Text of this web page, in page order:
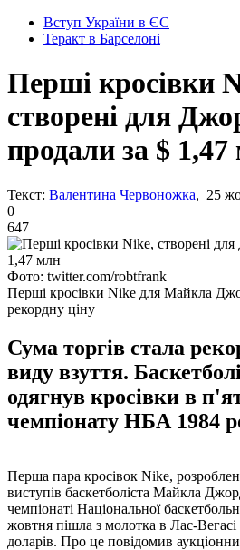
Вступ України в ЄС
Теракт в Барселоні
Перші кросівки
створені для
продали за $
Текст: Валентина Червоножка, 25
0
647
Фото: twitter.com/robtfrank
Перші кросівки Nike для Майкла
рекордну ціну
Сума торгів стала
виду взуття.
одягнув кросівки в
чемпіонату НБА 1984
Перша пара кросівок Nike,
виступів баскетболіста Майкла
чемпіонаті Національної
жовтня пішла з молотка в Лас-Вегасі
доларів. Про це повідомив